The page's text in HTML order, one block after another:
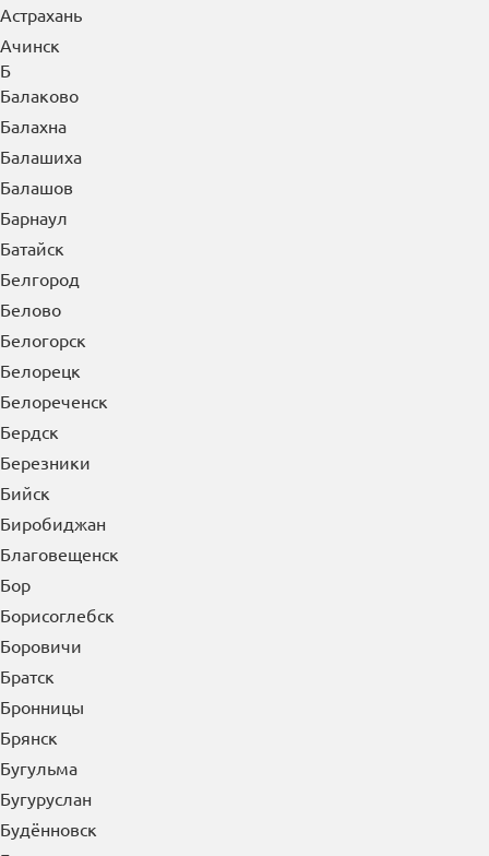
Астрахань
Ачинск
Б
Балаково
Балахна
Балашиха
Балашов
Барнаул
Батайск
Белгород
Белово
Белогорск
Белорецк
Белореченск
Бердск
Березники
Бийск
Биробиджан
Благовещенск
Бор
Борисоглебск
Боровичи
Братск
Бронницы
Брянск
Бугульма
Бугуруслан
Будённовск